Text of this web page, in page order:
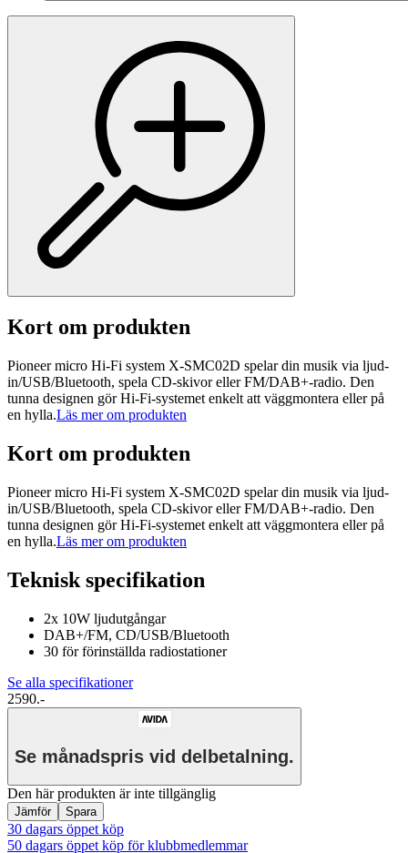
Kort om produkten
Pioneer micro Hi-Fi system X-SMC02D spelar din musik via ljud-
in/USB/Bluetooth, spela CD-skivor eller FM/DAB+-radio. Den
tunna designen gör Hi-Fi-systemet enkelt att väggmontera eller på
en hylla.Läs mer om produkten
Kort om produkten
Pioneer micro Hi-Fi system X-SMC02D spelar din musik via ljud-
in/USB/Bluetooth, spela CD-skivor eller FM/DAB+-radio. Den
tunna designen gör Hi-Fi-systemet enkelt att väggmontera eller på
en hylla.Läs mer om produkten
Teknisk specifikation
2x 10W ljudutgångar
DAB+/FM, CD/USB/Bluetooth
30 för förinställda radiostationer
Se alla specifikationer
2590.-
Se månadspris vid delbetalning.
Den här produkten är inte tillgänglig
Jämför Spara
30 dagars öppet köp
50 dagars öppet köp för klubbmedlemmar